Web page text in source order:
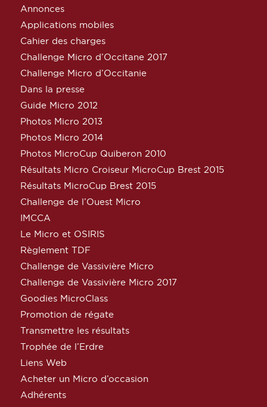
Annonces
Applications mobiles
Cahier des charges
Challenge Micro d’Occitane 2017
Challenge Micro d’Occitanie
Dans la presse
Guide Micro 2012
Photos Micro 2013
Photos Micro 2014
Photos MicroCup Quiberon 2010
Résultats Micro Croiseur MicroCup Brest 2015
Résultats MicroCup Brest 2015
Challenge de l’Ouest Micro
IMCCA
Le Micro et OSIRIS
Règlement TDF
Challenge de Vassivière Micro
Challenge de Vassivière Micro 2017
Goodies MicroClass
Promotion de régate
Transmettre les résultats
Trophée de l’Erdre
Liens Web
Acheter un Micro d’occasion
Adhérents